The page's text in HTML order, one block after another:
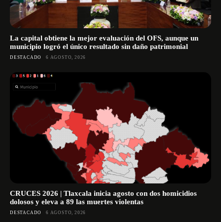
La capital obtiene la mejor evaluación del OFS, aunque un
municipio logró el único resultado sin daño patrimonial
DESTACADO 6 AGOSTO, 2026
CRUCES 2026 | Tlaxcala inicia agosto con dos homicidios
dolosos y eleva a 89 las muertes violentas
DESTACADO 6 AGOSTO, 2026